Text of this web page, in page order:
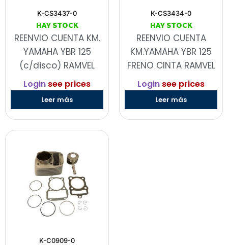
K-CS3437-0
HAY STOCK
REENVIO CUENTA KM.
YAMAHA YBR 125
(c/disco) RAMVEL
Login see prices
Leer más
K-CS3434-0
HAY STOCK
REENVIO CUENTA
KM.YAMAHA YBR 125
FRENO CINTA RAMVEL
Login see prices
Leer más
K-C0909-0